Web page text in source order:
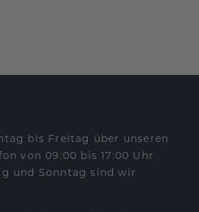
bis Freitag über unseren
von 09:00 bis 17:00 Uhr
und Sonntag sind wir